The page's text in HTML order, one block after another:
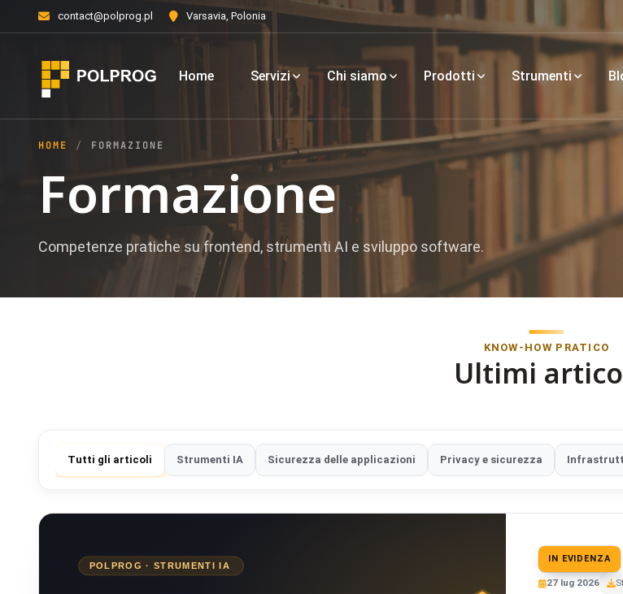
contact@polprog.pl Varsavia, Polonia
Home Servizi Chi siamo Prodotti Strumenti
Formazione
Competenze pratiche su frontend, strumenti AI e sviluppo software.
HOME FORMAZIONE
KNOW-HOW PRATICO
Ultimi
Tutti gli articoli Strumenti IA Sicurezza delle applicazioni Privacy e sicurezza
IN EVIDENZA
27 lug 2026